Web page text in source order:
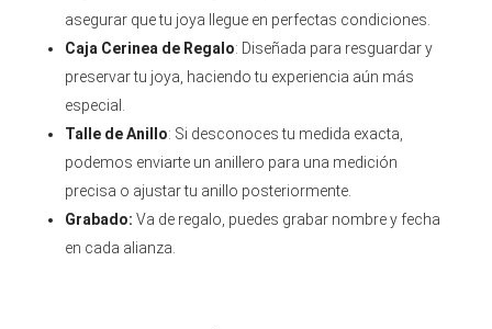
asegurar que tu joya llegue en perfectas condiciones.
Caja Cerinea de Regalo: Diseñada para resguardar y
preservar tu joya, haciendo tu experiencia aún más
especial.
Talle de Anillo: Si desconoces tu medida exacta,
podemos enviarte un anillero para una medición
precisa o ajustar tu anillo posteriormente.
Grabado: Va de regalo, puedes grabar nombre y fecha
en cada alianza.